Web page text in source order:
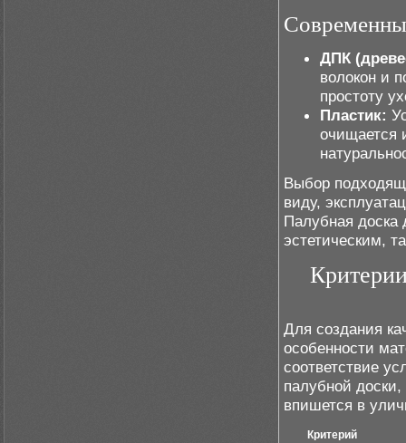
ДПК
волокон и
простоту
Пластик:
очищается
Выбор
виду,
Палубная доска
эстетическим,
Для создания
особенности
соответствие
палубной доски,
впишется в
Критерий